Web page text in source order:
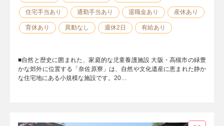
住宅手当あり 通勤手当あり 退職金あり 産休あり
育休あり 異動なし 週休2日 有給あり
■自然と歴史に囲まれた、家庭的な児童養護施設 大阪・高槻市の緑豊
かな郊外に位置する「奈佐原寮」は、自然や文化遺産に恵まれた静か
な住宅地にある小規模な施設です。20…